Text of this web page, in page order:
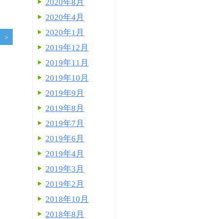
2020年8月
2020年4月
2020年1月
2019年12月
2019年11月
2019年10月
2019年9月
2019年8月
2019年7月
2019年6月
2019年4月
2019年3月
2019年2月
2018年10月
2018年8月